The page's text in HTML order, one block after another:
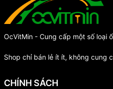
OcVitMin - Cung cấp một số loại
Shop chỉ bán lẻ ít ít, không cung
CHÍNH SÁCH